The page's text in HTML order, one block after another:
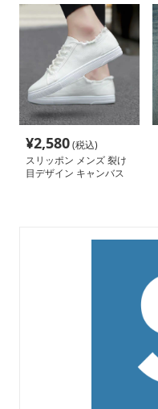
¥2,580(税込)
スリッポン メンズ 裂け
目デザイン キャンバス